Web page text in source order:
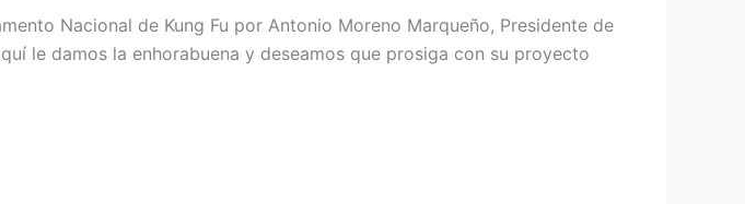
Nacional de Kung Fu por Antonio Moreno Marqueño, Presidente de
le damos la enhorabuena y deseamos que prosiga con su proyecto